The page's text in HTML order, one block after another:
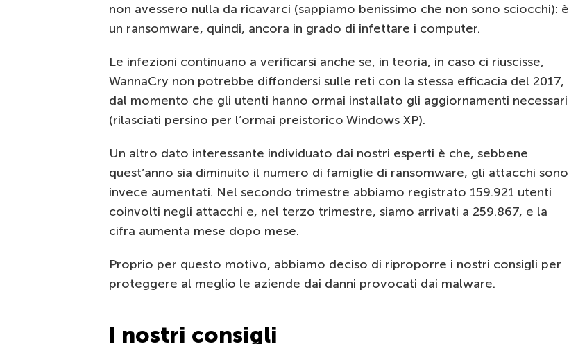
non avessero nulla da ricavarci (sappiamo benissimo che non sono sciocchi): è
un ransomware, quindi, ancora in grado di infettare i computer.
Le infezioni continuano a verificarsi anche se, in teoria, in caso ci riuscisse,
WannaCry non potrebbe diffondersi sulle reti con la stessa efficacia del 2017,
dal momento che gli utenti hanno ormai installato gli aggiornamenti necessari
(rilasciati persino per l’ormai preistorico Windows XP).
Un altro dato interessante individuato dai nostri esperti è che, sebbene
quest’anno sia diminuito il numero di famiglie di ransomware, gli attacchi sono
invece aumentati. Nel secondo trimestre abbiamo registrato 159.921 utenti
coinvolti negli attacchi e, nel terzo trimestre, siamo arrivati a 259.867, e la
cifra aumenta mese dopo mese.
Proprio per questo motivo, abbiamo deciso di riproporre i nostri consigli per
proteggere al meglio le aziende dai danni provocati dai malware.
I nostri consigli